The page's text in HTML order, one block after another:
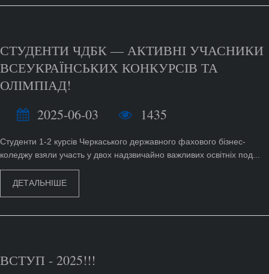
СТУДЕНТИ ЧДБК — АКТИВНІ УЧАСНИКИ
ВСЕУКРАЇНСЬКИХ КОНКУРСІВ ТА
ОЛІМПІАД!
2025-06-03
1435
Студенти 1-2 курсів Черкаського державного фахового бізнес-
коледжу взяли участь у двох надзвичайно важливих освітніх под...
ДЕТАЛЬНІШЕ
ВСТУП - 2025!!!